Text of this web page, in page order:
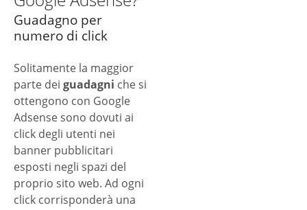
Guadagno per
numero di click
Solitamente la maggior
parte dei guadagni che si
ottengono con Google
Adsense sono dovuti ai
click degli utenti nei
banner pubblicitari
esposti negli spazi del
proprio sito web. Ad ogni
click corrisponderà una